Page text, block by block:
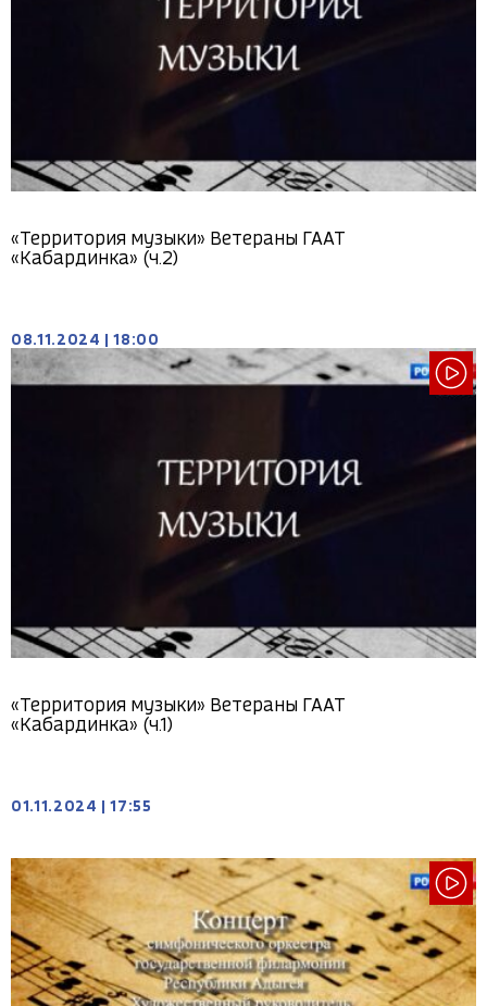
«Территория музыки» Ветераны ГААТ
«Кабардинка» (ч.2)
08.11.2024 18:00
«Территория музыки» Ветераны ГААТ
«Кабардинка» (ч.1)
01.11.2024 17:55